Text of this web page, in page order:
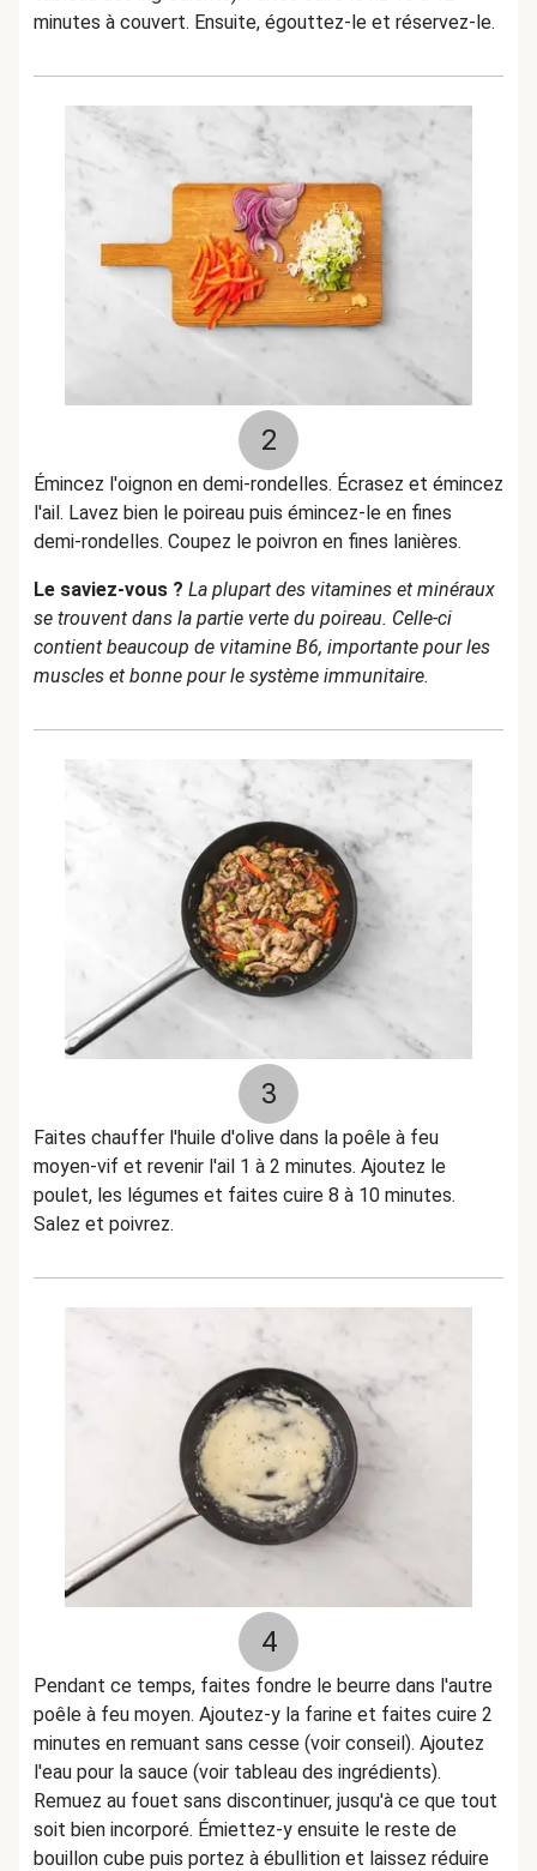
minutes à couvert. Ensuite, égouttez-le et réservez-le.
2
Émincez l'oignon en demi-rondelles. Écrasez et émincez
l'ail. Lavez bien le poireau puis émincez-le en fines
demi-rondelles. Coupez le poivron en fines lanières.
Le saviez-vous ? La plupart des vitamines et minéraux
se trouvent dans la partie verte du poireau. Celle-ci
contient beaucoup de vitamine B6, importante pour les
muscles et bonne pour le système immunitaire.
3
Faites chauffer l'huile d'olive dans la poêle à feu
moyen-vif et revenir l'ail 1 à 2 minutes. Ajoutez le
poulet, les légumes et faites cuire 8 à 10 minutes.
Salez et poivrez.
4
Pendant ce temps, faites fondre le beurre dans l'autre
poêle à feu moyen. Ajoutez-y la farine et faites cuire 2
minutes en remuant sans cesse (voir conseil). Ajoutez
l'eau pour la sauce (voir tableau des ingrédients).
Remuez au fouet sans discontinuer, jusqu'à ce que tout
soit bien incorporé. Émiettez-y ensuite le reste de
bouillon cube puis portez à ébullition et laissez réduire